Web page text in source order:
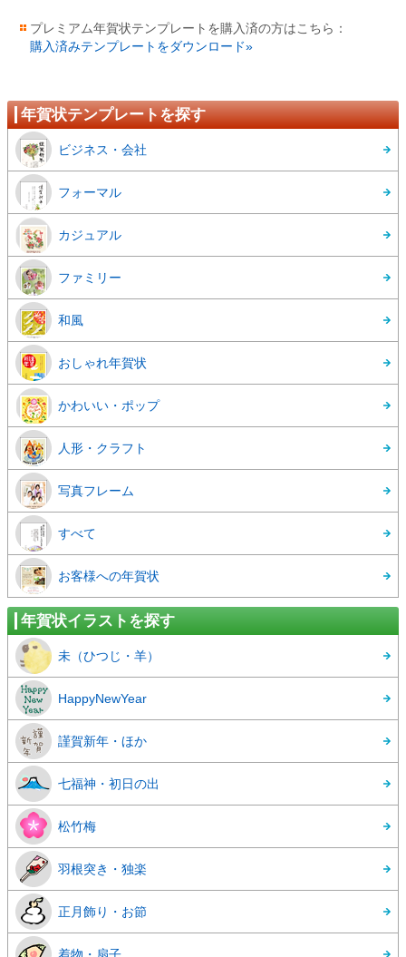
プレミアム年賀状テンプレートを購入済の方はこちら：
購入済みテンプレートをダウンロード»
年賀状テンプレートを探す
ビジネス・会社
フォーマル
カジュアル
ファミリー
和風
おしゃれ年賀状
かわいい・ポップ
人形・クラフト
写真フレーム
すべて
お客様への年賀状
年賀状イラストを探す
未（ひつじ・羊）
HappyNewYear
謹賀新年・ほか
七福神・初日の出
松竹梅
羽根突き・独楽
正月飾り・お節
着物・扇子